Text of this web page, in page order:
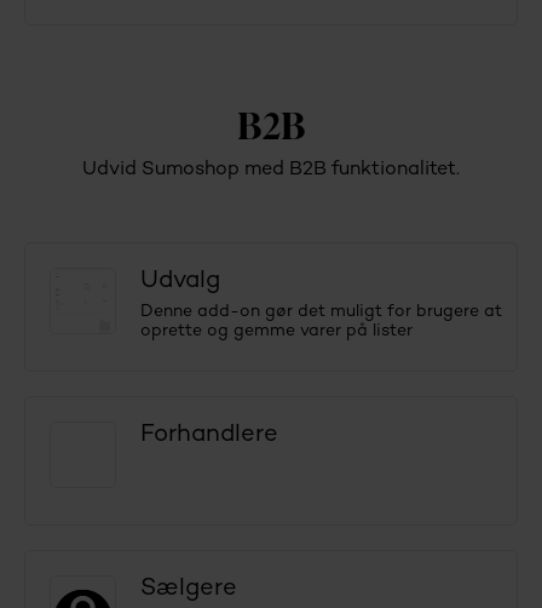
B2B
Udvid Sumoshop med B2B funktionalitet.
Udvalg
Denne add-on gør det muligt for brugere at
oprette og gemme varer på lister
Forhandlere
Sælgere